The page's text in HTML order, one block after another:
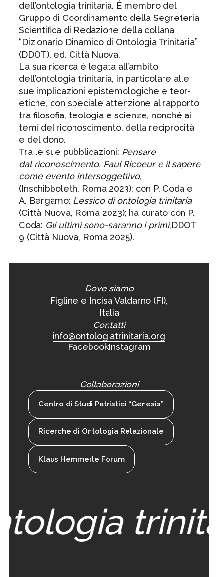
dell’ontologia trinitaria. È membro del
Gruppo di Coordinamento della Segreteria
Scientifica di Redazione della collana
“Dizionario Dinamico di Ontologia Trinitaria”
(DDOT), ed. Città Nuova.
La sua ricerca è legata all’ambito
dell’ontologia trinitaria, in particolare alle
sue implicazioni epistemologiche e teor-
etiche, con speciale attenzione al rapporto
tra filosofia, teologia e scienze, nonché ai
temi del riconoscimento, della reciprocità
e del dono.
Tra le sue pubblicazioni: Pensare
dal riconoscimento. Paul Ricoeur e il sapere
come evento intersoggettivo,
(Inschibboleth, Roma 2023); con P. Coda e
A. Bergamo: Lessico di ontologia trinitaria
(Città Nuova, Roma 2023); ha curato con P.
Coda: Gli ultimi sono-saranno i primi,DDOT
9 (Città Nuova, Roma 2025).
Dove siamo
Figline e Incisa Valdarno (FI),
Italia
Contatti
info@ontologiatrinitaria.org
FacebookInstagram
Collaborazioni
Centro di Studi Patristici “Genesis”
Ricerche di Ontologia Relazionale
Klaus Hemmerle Forum